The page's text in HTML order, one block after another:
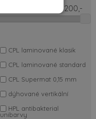
CPL laminované klasik
CPL laminované standard
CPL Supermat 0,15 mm
dýhované vertikální
HPL antibakterial
unibarvy